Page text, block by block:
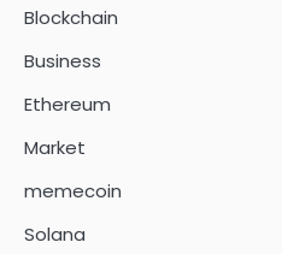
Blockchain
Business
Ethereum
Market
memecoin
Solana